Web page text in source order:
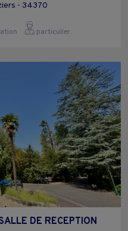
- 34370
particulier
DE RECEPTION